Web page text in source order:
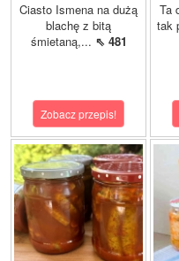
Ciasto Ismena na dużą
blachę z bitą
śmietaną,... ⇖ 481
Zobacz przepis!
Ta
tak